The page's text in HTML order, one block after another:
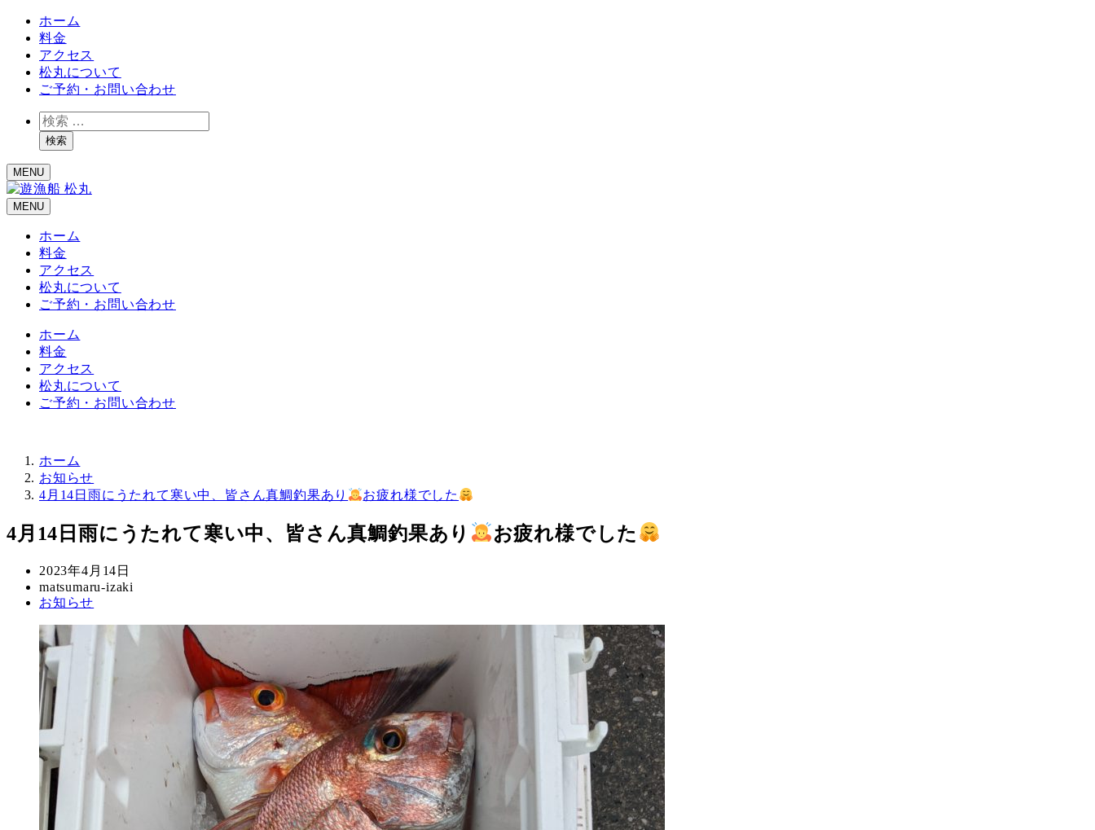
ホーム
料金
アクセス
松丸について
ご予約・お問い合わせ
検
索検索
MENU
MENU
ホーム
料金
アクセス
松丸について
ご予約・お問い合わせ
ホーム
料金
アクセス
松丸について
ご予約・お問い合わせ
ホーム
お知らせ
4月14日雨にうたれて寒い中、皆さん真鯛釣果あり
お疲れ様でした
4月14日雨にうたれて寒い中、皆さん真鯛釣果あり お疲れ様でした
投
稿
日
2023年4月14日
著
者
matsumaru-izaki
カ
ゴ
リ
ー
お知らせ